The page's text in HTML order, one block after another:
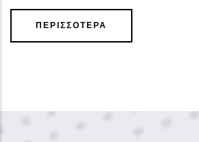
ΠΕΡΙΣΣΟΤΕΡΑ